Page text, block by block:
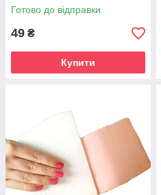
Готово до відправки
49 ₴
Купити